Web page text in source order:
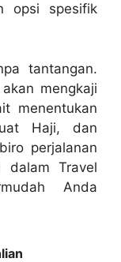
opsi spesifik
tantangan.
mengkaji
menentukan
Haji, dan
perjalanan
dalam Travel
Anda